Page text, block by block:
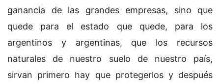
ganancia de las grandes empresas, sino que
quede para el estado que quede, para los
argentinos y argentinas, que los recursos
naturales de nuestro suelo de nuestro país,
sirvan primero hay que protegerlos y después